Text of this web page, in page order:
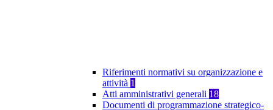
Riferimenti normativi su organizzazione e
attività 1
Atti amministrativi generali 18
Documenti di programmazione strategico-